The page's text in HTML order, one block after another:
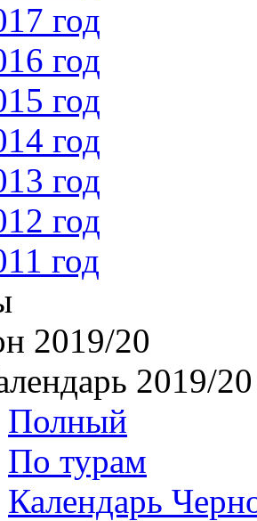
год
год
год
год
год
год
год
2019/20
2019/20
Полный
По турам
Календарь